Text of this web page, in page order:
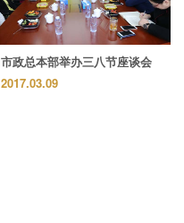
市政总本部举办三八节座谈会
2017.03.09